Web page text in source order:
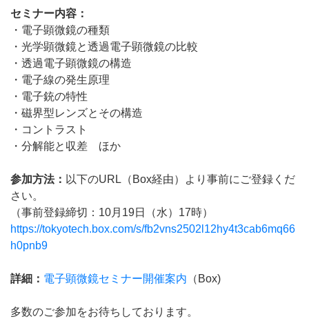
セミナー内容：
・電子顕微鏡の種類
・光学顕微鏡と透過電子顕微鏡の比較
・透過電子顕微鏡の構造
・電子線の発生原理
・電子銃の特性
・磁界型レンズとその構造
・コントラスト
・分解能と収差 ほか
参加方法： 以下のURL（Box経由）
より事前にご登録くだ
さい。
（事前登録締切： 10月 19日（水） 17時）
https://tokyotech.box.com/s/fb2vns2502l12hy4t3cab6mq66
h0pnb9
詳細： 電子顕微鏡セミナー開催案内 （Box)
多数のご参加をお待ちしております。